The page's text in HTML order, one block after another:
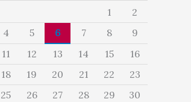
1
2
4 5 6 7 8
9
11 12 13 14 15
16
18 19 20 21 22
23
25 26 27 28 29
30